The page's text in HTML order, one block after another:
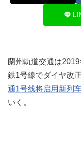
蘭州軌道交通は
鉄1号線でダイヤ改
通1号线将启用新列
いく。